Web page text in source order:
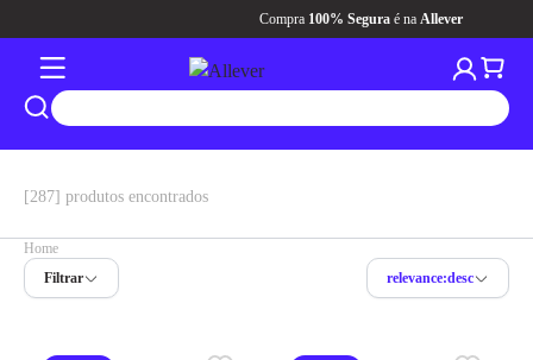
100% Seguraé naAllever
[287] produtos encontrados
Home
Filtrar
relevance:desc